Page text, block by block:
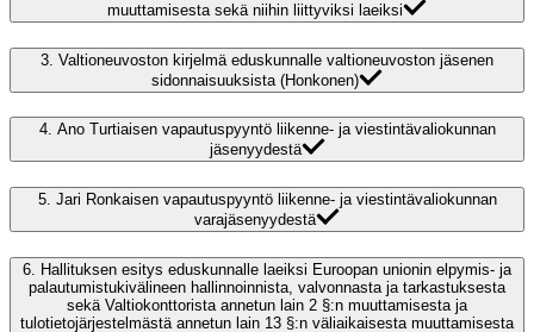
muuttamisesta sekä niihin liittyviksi laeiksi
3. Valtioneuvoston kirjelmä eduskunnalle valtioneuvoston jäsenen
sidonnaisuuksista (Honkonen)
4. Ano Turtiaisen vapautuspyyntö liikenne- ja viestintävaliokunnan
jäsenyydestä
5. Jari Ronkaisen vapautuspyyntö liikenne- ja viestintävaliokunnan
varajäsenyydestä
6.
Hallituksen esitys eduskunnalle laeiksi Euroopan unionin elpymis- ja
palautumistukivälineen hallinnoinnista, valvonnasta ja tarkastuksesta
sekä Valtiokonttorista annetun lain 2 §:n muuttamisesta ja
tulotietojärjestelmästä annetun lain 13 §:n väliaikaisesta muuttamisesta